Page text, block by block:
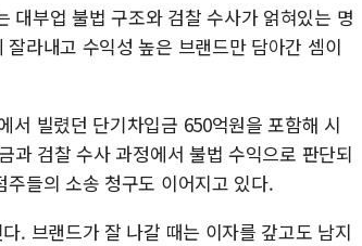
대부업 불법 구조와 검찰 수사가 얽혀있는 명
라내고 수익성 높은 브랜드만 담아간 셈이
서 빌렸던 단기차입금 650억원을 포함해 시
과 검찰 수사 과정에서 불법 수익으로 판단되
들의 소송 청구도 이어지고 있다.
. 브랜드가 잘 나갈 때는 이자를 갚고도 남지